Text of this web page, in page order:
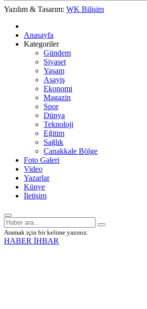
Yazılım & Tasarım: WK Bilişim
Anasayfa
Kategoriler
Gündem
Siyaset
Yaşam
Asayiş
Ekonomi
Magazin
Spor
Dünya
Teknoloji
Eğitim
Sağlık
Çanakkale Bölge
Foto Galeri
Video
Yazarlar
Künye
İletişim
Aramak için bir kelime yazınız.
HABER İHBAR